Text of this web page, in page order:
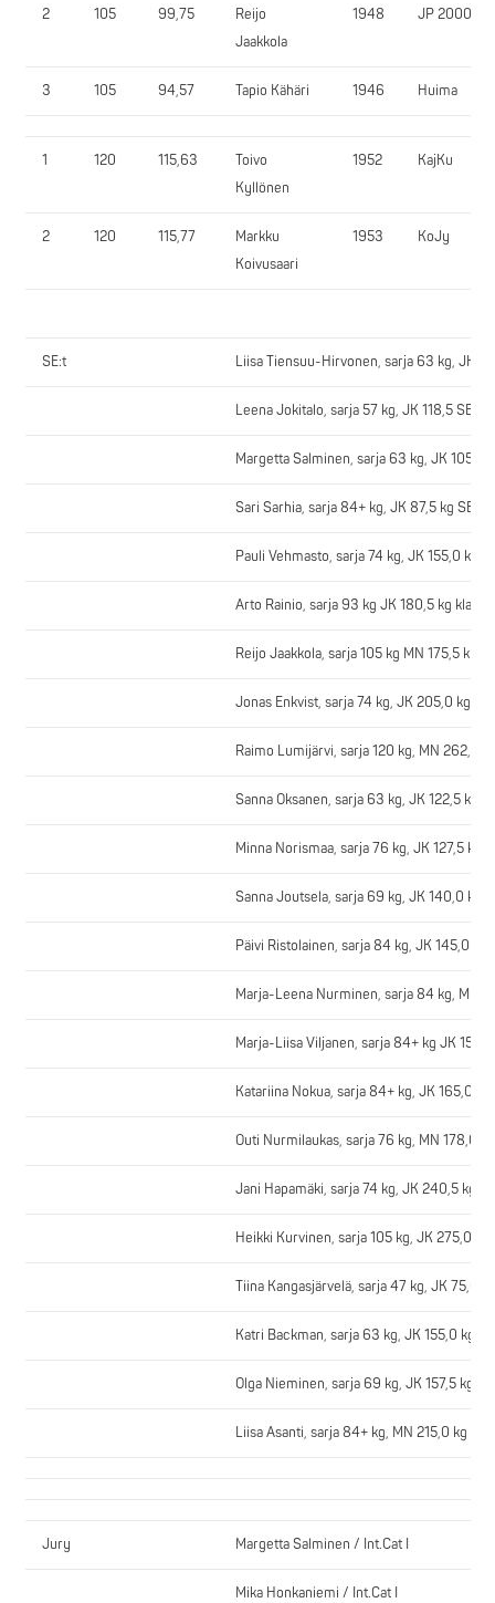
2 105 99,75
Reijo
Jaakkola
1948 JP 2000
3 105 94,57 Tapio Kähäri 1946 Huima
1 120 115,63
Toivo
Kyllönen
1952 KajKu
2 120 115,77
Markku
Koivusaari
1953 KoJy
SE:t Liisa Tiensuu-Hirvonen, sarja 63 kg, JK
Leena Jokitalo, sarja 57 kg, JK 118,5 SE
Margetta Salminen, sarja 63 kg, JK 105,0
Sari Sarhia, sarja 84+ kg, JK 87,5 kg SE
Pauli Vehmasto, sarja 74 kg, JK 155,0 kg
Arto Rainio, sarja 93 kg JK 180,5 kg klass.
Reijo Jaakkola, sarja 105 kg MN 175,5
Jonas Enkvist, sarja 74 kg, JK 205,0 kg
Raimo Lumijärvi, sarja 120 kg, MN 262,5
Sanna Oksanen, sarja 63 kg, JK 122,5 kg
Minna Norismaa, sarja 76 kg, JK 127,5 kg
Sanna Joutsela, sarja 69 kg, JK 140,0 kg,
Päivi Ristolainen, sarja 84 kg, JK 145,0 kg,
Marja-Leena Nurminen, sarja 84 kg, MN
Marja-Liisa Viljanen, sarja 84+ kg JK
Katariina Nokua, sarja 84+ kg, JK 165,0
Outi Nurmilaukas, sarja 76 kg, MN 178,0
Jani Hapamäki, sarja 74 kg, JK 240,5 kg
Heikki Kurvinen, sarja 105 kg, JK 275,0 kg
Tiina Kangasjärvelä, sarja 47 kg, JK 75,0
Katri Backman, sarja 63 kg, JK 155,0 kg
Olga Nieminen, sarja 69 kg, JK 157,5 kg,
Liisa Asanti, sarja 84+ kg, MN 215,0 kg
Jury Margetta Salminen / Int.Cat I
Mika Honkaniemi / Int.Cat I